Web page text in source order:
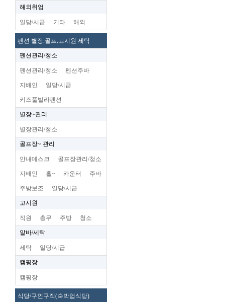
해외취업
일당/시급 기타 해외
펜션 별장.골프.고시원 세탁
펜션관리/청소
펜션관리/청소 펜션주바
지배인 일당/시급
키즈풀빌라펜션
별장~관리
별장관리/청소
골프장~ 관리
안내데스크 골프장관리/청소
지배인 홀~ 카운터 주바
주방보조 일당/시급
고시원
직원 총무 주방 청소
알바/세탁
세탁 일당/시급
캠핑장
캠핑장
식당/구인구직(숙박업식당)